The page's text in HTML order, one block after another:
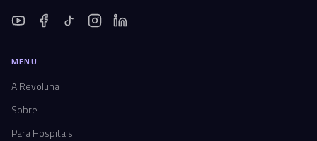
MENU
A Revoluna
Sobre
Para Hospitais